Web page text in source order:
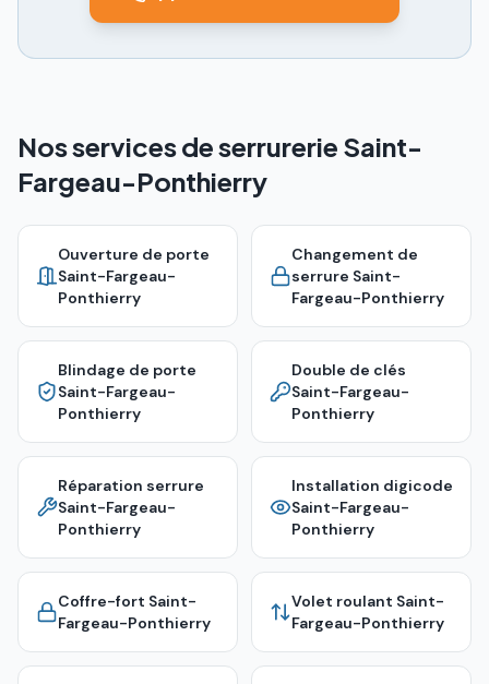
Nos services de serrurerie Saint-
Fargeau-Ponthierry
Ouverture de porte
Saint-Fargeau-
Ponthierry
Changement de
serrure Saint-
Fargeau-Ponthierry
Blindage de porte
Saint-Fargeau-
Ponthierry
Double de clés
Saint-Fargeau-
Ponthierry
Réparation serrure
Saint-Fargeau-
Ponthierry
Installation digicode
Saint-Fargeau-
Ponthierry
Coffre-fort Saint-
Fargeau-Ponthierry
Volet roulant Saint-
Fargeau-Ponthierry